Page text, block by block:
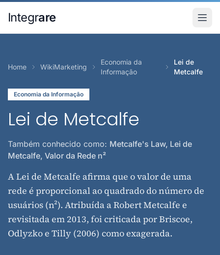
Integrare
Home WikiMarketing
Economia da
Informação
Lei de
Metcalfe
Economia da Informação
Lei de Metcalfe
Também conhecido como: Metcalfe's Law, Lei de
Metcalfe, Valor da Rede n²
A Lei de Metcalfe afirma que o valor de uma
rede é proporcional ao quadrado do número de
usuários (n²). Atribuída a Robert Metcalfe e
revisitada em 2013, foi criticada por Briscoe,
Odlyzko e Tilly (2006) como exagerada.